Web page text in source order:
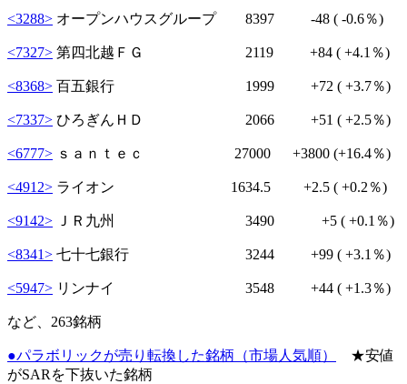
<3288> オープンハウスグループ 8397 -48 ( -0.6％)
<7327> 第四北越ＦＧ 2119 +84 ( +4.1％)
<8368> 百五銀行 1999 +72 ( +3.7％)
<7337> ひろぎんＨＤ 2066 +51 ( +2.5％)
<6777> ｓａｎｔｅｃ 27000 +3800 (+16.4％)
<4912> ライオン 1634.5 +2.5 ( +0.2％)
<9142> ＪＲ九州 3490 +5 ( +0.1％)
<8341> 七十七銀行 3244 +99 ( +3.1％)
<5947> リンナイ 3548 +44 ( +1.3％)
など、263銘柄
●パラボリックが売り転換した銘柄（市場人気順）
★安値
がSARを下抜いた銘柄